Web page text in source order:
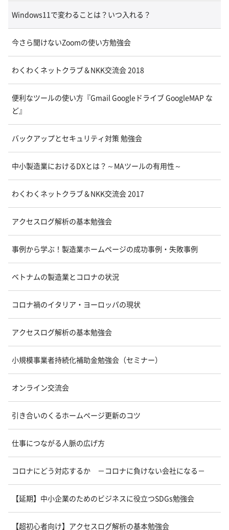
Windows11で変わることは？いつ入れる？
今さら聞けないZoomの使い方勉強会
わくわくネットクラブ＆NKK交流会 2018
便利なツールの使い方『Gmail Googleドライブ GoogleMAP な
ど』
バックアップとセキュリティ対策 勉強会
中小製造業におけるDXとは？～MAツールの有用性～
わくわくネットクラブ＆NKK交流会 2017
アクセスログ解析の基本勉強会
事例から学ぶ！製造業ホームページの成功事例・失敗事例
ベトナムの製造業とコロナの状況
コロナ禍のイタリア・ヨーロッパの現状
アクセスログ解析の基本勉強会
小規模事業者持続化補助金勉強会（セミナー）
オンライン交流会
引き合いのくるホームページ更新のコツ
仕事につながる人脈の広げ方
コロナにどう対応するか －コロナに負けない会社になる－
【延期】中小企業のためのビジネスに役立つSDGs勉強会
【超初心者向け】アクセスログ解析の基本勉強会